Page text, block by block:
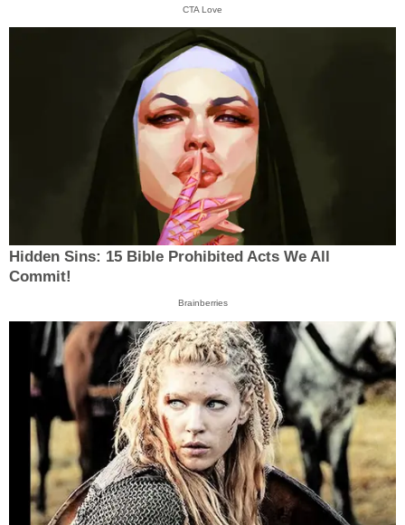
CTA Love
Hidden Sins: 15 Bible Prohibited Acts We All
Commit!
Brainberries